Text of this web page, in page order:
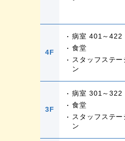
4F
病室 401～422
食堂
スタッフステー
ン
3F
病室 301～322
食堂
スタッフステー
ン